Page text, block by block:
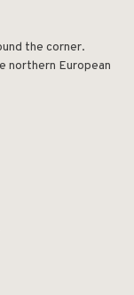
the corner.
northern European